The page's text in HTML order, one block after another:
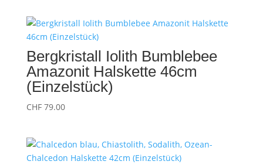
Bergkristall Iolith Bumblebee
Amazonit Halskette 46cm
(Einzelstück)
CHF79.00